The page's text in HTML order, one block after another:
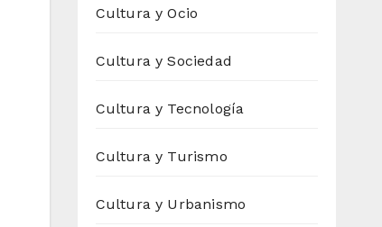
Cultura y Ocio
Cultura y Sociedad
Cultura y Tecnología
Cultura y Turismo
Cultura y Urbanismo